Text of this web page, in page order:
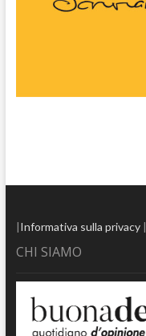
|Informativa sulla privacy|
CHI SIAMO